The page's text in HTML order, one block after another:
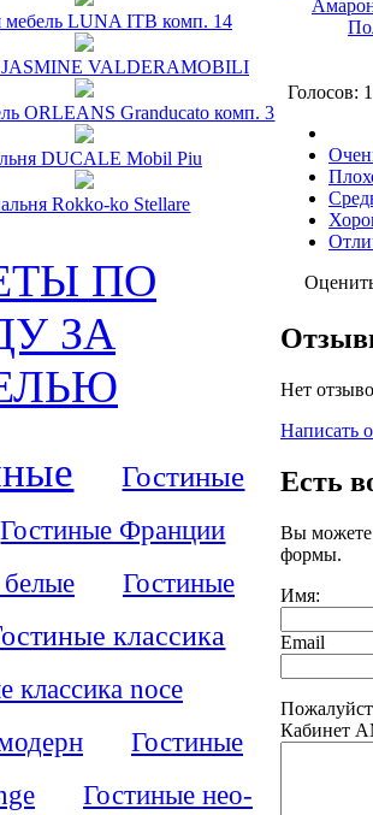
мебель LUNA ITB комп. 14
JASMINE VALDERAMOBILI
ORLEANS Granducato комп. 3
DUCALE Mobil Piu
Rokko-ko Stellare
ПО
ЗА
Гостиные
Гостиные Франции
Гостиные
классика
классика noce
Гостиные
Гостиные нео-
Голосов:
Нет
Написать
Есть
Вы можете
формы.
Имя:
Email
Кабинет